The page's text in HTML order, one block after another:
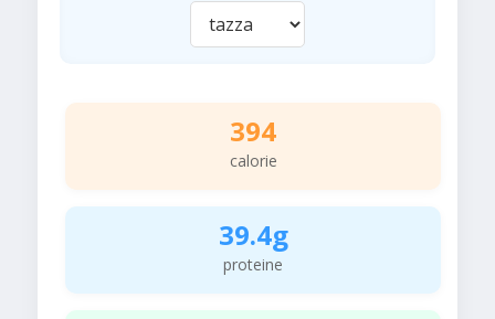
394
calorie
39.4g
proteine